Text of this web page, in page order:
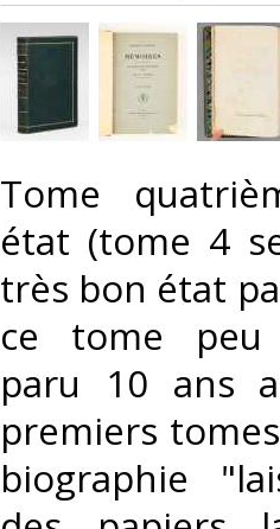
‎Tome
état (tome 4
très bon état
ce tome peu
paru 10 ans
premiers
biographie